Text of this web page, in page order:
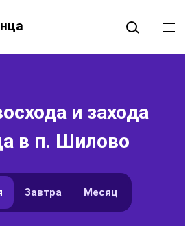
и захода
в п. Шилово
Завтра Месяц